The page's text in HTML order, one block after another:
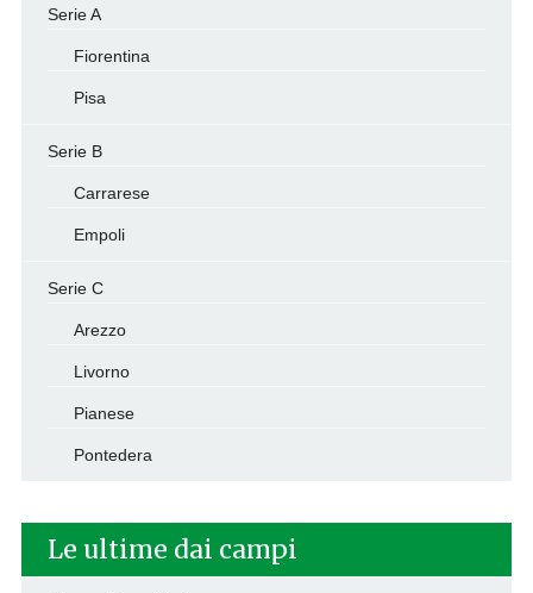
Serie A
Fiorentina
Pisa
Serie B
Carrarese
Empoli
Serie C
Arezzo
Livorno
Pianese
Pontedera
Le ultime dai campi